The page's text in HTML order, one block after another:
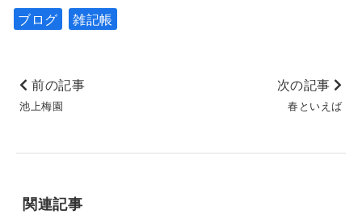
ブログ 雑記帳
前の記事
池上梅園
次の記事
春といえば
関連記事